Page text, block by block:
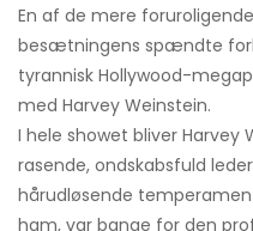
En af de mere
besætningens spændte
tyrannisk Hollywood-
med Harvey Weinstein.
I hele showet bliver
rasende, ondskabsfuld
hårudløsende
ham, var bange for den